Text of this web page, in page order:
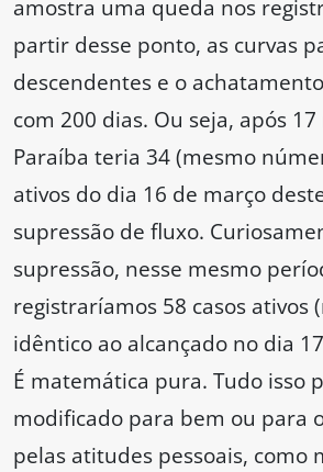
amostra uma queda nos
partir desse ponto, as curvas
descendentes e o
com 200 dias. Ou seja, após 17
Paraíba teria 34 (mesmo
ativos do dia 16 de março
supressão de fluxo.
supressão, nesse mesmo
registraríamos 58 casos ativos
idêntico ao alcançado no dia
É matemática pura. Tudo isso
modificado para bem ou para
pelas atitudes pessoais, como